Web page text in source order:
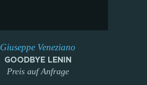
Giuseppe Veneziano
GOODBYE LENIN
Preis auf Anfrage